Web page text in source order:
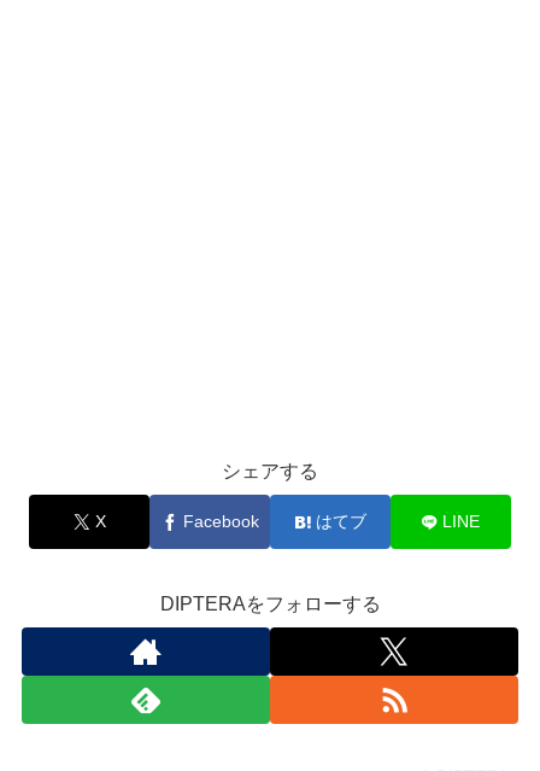
シェアする
X Facebook はてブ LINE
DIPTERAをフォローする